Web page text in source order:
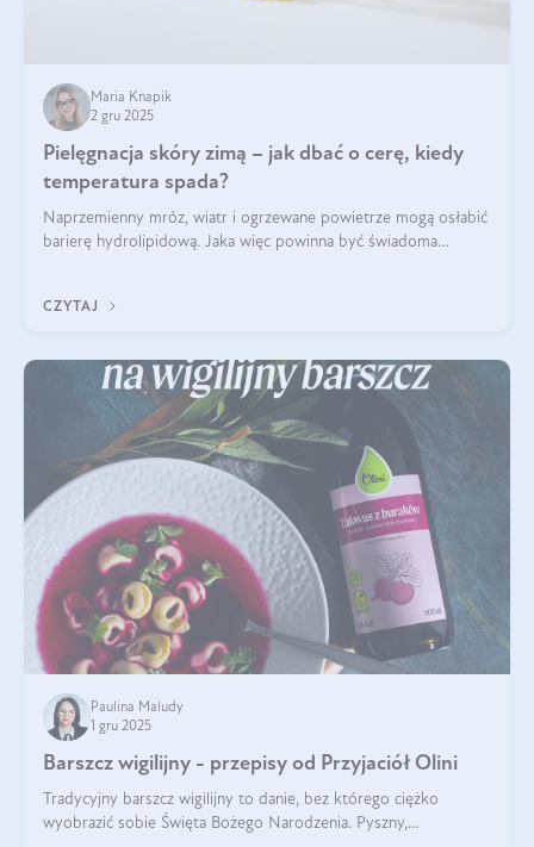
Maria Knapik
2 gru 2025
Pielęgnacja skóry zimą – jak dbać o cerę, kiedy
temperatura spada?
Naprzemienny mróz, wiatr i ogrzewane powietrze mogą osłabić
barierę hydrolipidową. Jaka więc powinna być świadoma
CZYTAJ
Paulina Maludy
1 gru 2025
Barszcz wigilijny - przepisy od Przyjaciół Olini
Tradycyjny barszcz wigilijny to danie, bez którego ciężko
wyobrazić sobie Święta Bożego Narodzenia. Pyszny,